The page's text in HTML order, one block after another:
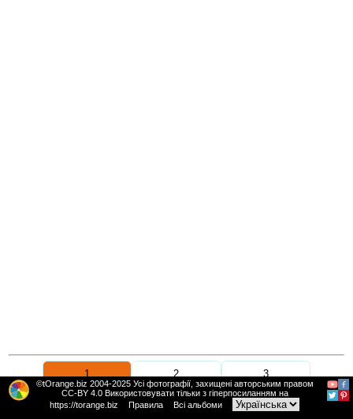
1 2 3
©tOrange.biz 2004-2025 Усі фотографії, захищені авторським правом
CC-BY 4.0 Використовувати тільки з гіперпосиланням на
https://torange.biz
Правила Всі альбоми